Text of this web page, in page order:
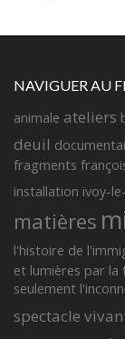
NAVIGUER AU
animale ateliers
deuil
fragments
installation ivoy-
matières
l'histoire de
et lumières par la
seulement
spectacle